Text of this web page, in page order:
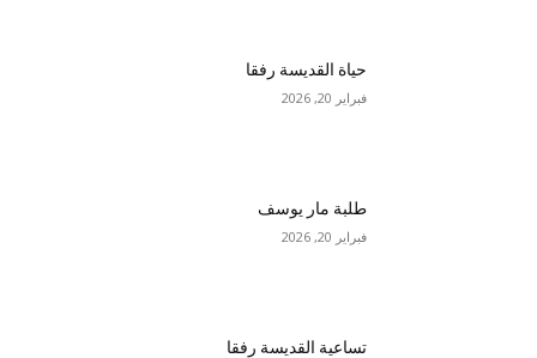
حياة القديسة رفقا
فبراير 20, 2026
طلبة مار يوسف
فبراير 20, 2026
تساعية القديسة رفقا